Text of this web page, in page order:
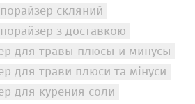
скляний
з доставкою
для травы плюсы и минусы
для трави плюси та мінуси
для курения соли